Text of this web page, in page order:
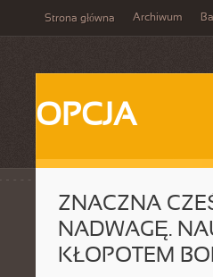
Strona główna Archiwum
OPCJA
ZNACZNA
NADWAGĘ.
KŁOPOTEM